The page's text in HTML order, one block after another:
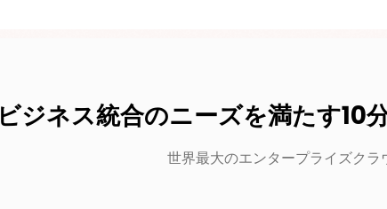
ビジネス統合のニーズを満たす10
世界最大のエンタープライズクラ